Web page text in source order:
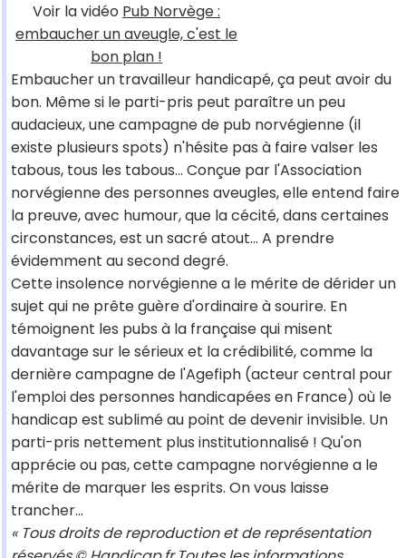
Voir la vidéo Pub Norvège :
embaucher un aveugle, c'est le
bon plan !
Embaucher un travailleur handicapé, ça peut avoir du
bon. Même si le parti-pris peut paraître un peu
audacieux, une campagne de pub norvégienne (il
existe plusieurs spots) n'hésite pas à faire valser les
tabous, tous les tabous... Conçue par l'Association
norvégienne des personnes aveugles, elle entend faire
la preuve, avec humour, que la cécité, dans certaines
circonstances, est un sacré atout... A prendre
évidemment au second degré.
Cette insolence norvégienne a le mérite de dérider un
sujet qui ne prête guère d'ordinaire à sourire. En
témoignent les pubs à la française qui misent
davantage sur le sérieux et la crédibilité, comme la
dernière campagne de l'Agefiph (acteur central pour
l'emploi des personnes handicapées en France) où le
handicap est sublimé au point de devenir invisible. Un
parti-pris nettement plus institutionnalisé ! Qu'on
apprécie ou pas, cette campagne norvégienne a le
mérite de marquer les esprits. On vous laisse
trancher...
« Tous droits de reproduction et de représentation